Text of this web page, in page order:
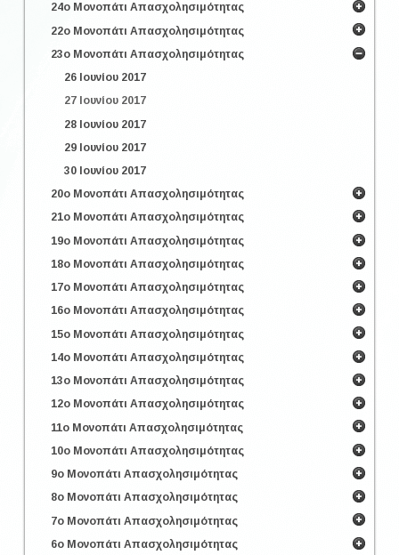
24ο Μονοπάτι Απασχολησιμότητας
22ο Μονοπάτι Απασχολησιμότητας
23ο Μονοπάτι Απασχολησιμότητας
26 Ιουνίου 2017
27 Ιουνίου 2017
28 Ιουνίου 2017
29 Ιουνίου 2017
30 Ιουνίου 2017
20ο Μονοπάτι Απασχολησιμότητας
21ο Μονοπάτι Απασχολησιμότητας
19ο Μονοπάτι Απασχολησιμότητας
18ο Μονοπάτι Απασχολησιμότητας
17ο Μονοπάτι Απασχολησιμότητας
16ο Μονοπάτι Απασχολησιμότητας
15ο Μονοπάτι Απασχολησιμότητας
14ο Μονοπάτι Απασχολησιμότητας
13ο Μονοπάτι Απασχολησιμότητας
12ο Μονοπάτι Απασχολησιμότητας
11ο Μονοπάτι Απασχολησιμότητας
10ο Μονοπάτι Απασχολησιμότητας
9ο Μονοπάτι Απασχολησιμότητας
8ο Μονοπάτι Απασχολησιμότητας
7ο Μονοπάτι Απασχολησιμότητας
6ο Μονοπάτι Απασχολησιμότητας